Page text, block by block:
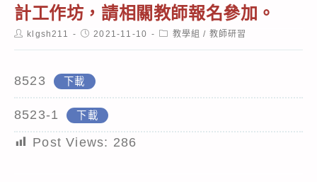
計工作坊，請相關教師報名參加。
Postklgsh211
Post2021-11-10
Post教學組 / 教師研習
8523 下載
8523-1 下載
Post Views: 286